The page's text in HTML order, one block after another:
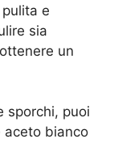
e
sia
un
sporchi, puoi
aceto bianco